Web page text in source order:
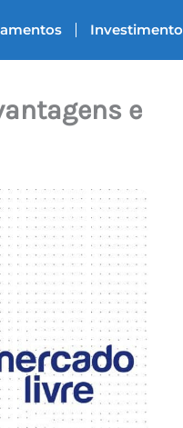
Investimento
e